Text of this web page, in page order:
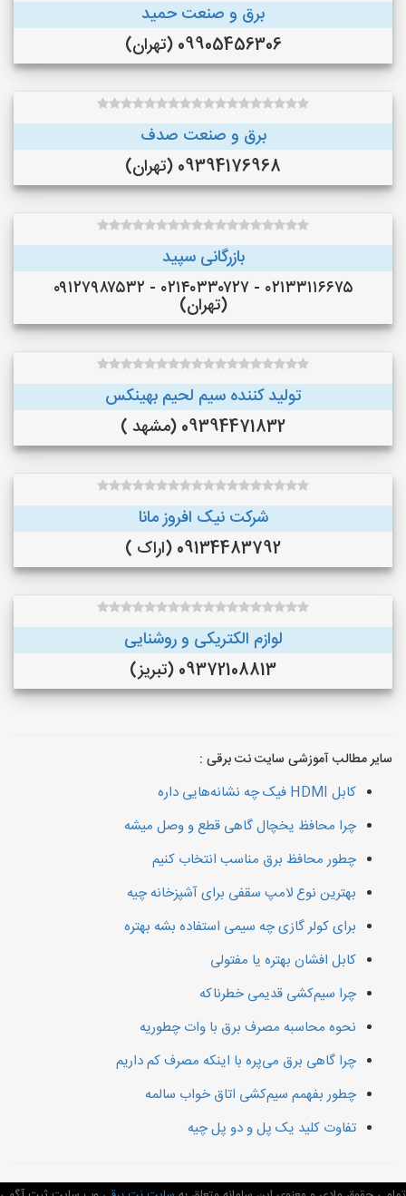
برق و صنعت حمید
09905456306 (تهران)
برق و صنعت صدف
09394176968 (تهران)
بازرگانی سپید
۰۲۱۳۳۱۱۶۶۷۵ - ۰۲۱۴۰۳۳۰۷۲۷ - ۰۹۱۲۷۹۸۷۵۳۲
(تهران)
تولید کننده سیم لحیم بهینکس
09394471832 (مشهد )
شرکت نیک افروز مانا
09134483792 (اراک )
لوازم الکتریکی و روشنایی
09372108813 (تبریز)
سایر مطالب آموزشی سایت نت برقی :
کابل HDMI فیک چه نشانه‌هایی داره
چرا محافظ یخچال گاهی قطع و وصل میشه
چطور محافظ برق مناسب انتخاب کنیم
بهترین نوع لامپ سقفی برای آشپزخانه چیه
برای کولر گازی چه سیمی استفاده بشه بهتره
کابل افشان بهتره یا مفتولی
چرا سیم‌کشی قدیمی خطرناکه
نحوه محاسبه مصرف برق با وات چطوریه
چرا گاهی برق می‌پره با اینکه مصرف کم داریم
چطور بفهمم سیم‌کشی اتاق خواب سالمه
تفاوت کلید یک پل و دو پل چیه